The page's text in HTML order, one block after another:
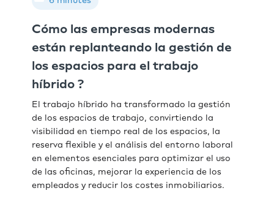
Cómo las empresas modernas
están replanteando la gestión de
los espacios para el trabajo
híbrido ?
El trabajo híbrido ha transformado la gestión
de los espacios de trabajo, convirtiendo la
visibilidad en tiempo real de los espacios, la
reserva flexible y el análisis del entorno laboral
en elementos esenciales para optimizar el uso
de las oficinas, mejorar la experiencia de los
empleados y reducir los costes inmobiliarios.